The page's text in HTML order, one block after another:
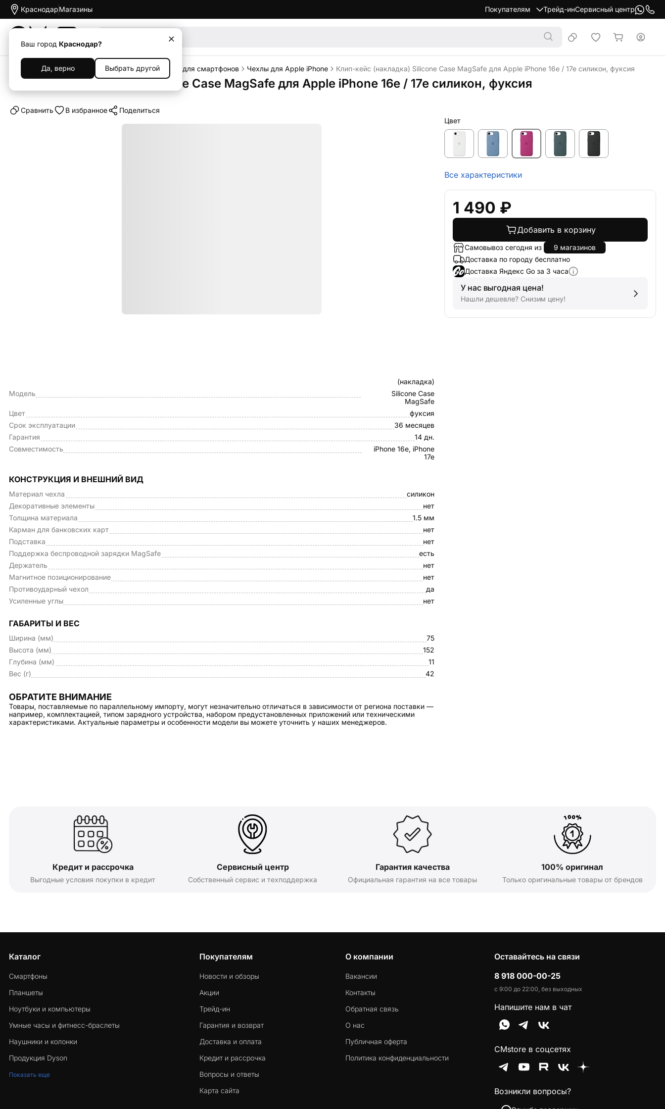
Краснодар
Ваш город Краснодар?
Да, верно Выбрать другой
Магазины Покупателям Трейд-инСервисный центр
Каталог Аксессуары Чехлы Чехлы для смартфонов Чехлы для Apple iPhone Клип-кейс (накладка) Silicone Case MagSafe для Apple iPhone 16e / 17e силикон, фуксия
Клип-кейс (накладка) Silicone Case MagSafe для Apple iPhone 16e / 17e силикон, фуксия
Cравнить В избранное Поделиться
(накладка)
Модель
Silicone Case
MagSafe
Цвет
фуксия
Срок эксплуатации
36 месяцев
Гарантия
14 дн.
Совместимость
iPhone 16e, iPhone
17e
КОНСТРУКЦИЯ И ВНЕШНИЙ ВИД
Материал чехла
силикон
Декоративные элементы
нет
Толщина материала
1.5 мм
Карман для банковских карт
нет
Подставка
нет
Поддержка беспроводной зарядки MagSafe
есть
Держатель
нет
Магнитное позиционирование
нет
Противоударный чехол
да
Усиленные углы
нет
ГАБАРИТЫ И ВЕС
Ширина (мм)
75
Высота (мм)
152
Глубина (мм)
11
Вес (г)
42
ОБРАТИТЕ ВНИМАНИЕ
Товары, поставляемые по параллельному импорту, могут незначительно отличаться в зависимости от региона поставки —
например, комплектацией, типом зарядного устройства, набором предустановленных приложений или техническими
характеристиками. Актуальные параметры и особенности модели вы можете уточнить у наших менеджеров.
Цвет
Все характеристики
1 490 ₽
Добавить в корзину
Самовывоз сегодня из
9 магазинов
Доставка по городу бесплатно
Доставка Яндекс Go за 3 часа
У нас выгодная цена!
Нашли дешевле? Снизим цену!
Кредит и рассрочка
Выгодные условия покупки в кредит
Сервисный центр
Собственный сервис и техподдержка
Гарантия качества
Официальная гарантия на все товары
100% оригинал
Только оригинальные товары от брендов
Каталог
Смартфоны
Планшеты
Ноутбуки и компьютеры
Умные часы и фитнесс-браслеты
Наушники и колонки
Продукция Dyson
Показать еще
Покупателям
Новости и обзоры
Акции
Трейд-ин
Гарантия и возврат
Доставка и оплата
Кредит и рассрочка
Вопросы и ответы
Карта сайта
О компании
Вакансии
Контакты
Обратная связь
О нас
Публичная оферта
Политика конфиденциальности
Оставайтесь на связи
8 918 000-00-25
с 9:00 до 22:00, без выходных
Напишите нам в чат
CMstore в соцсетях
Возникли вопросы?